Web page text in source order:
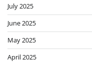
July 2025
June 2025
May 2025
April 2025